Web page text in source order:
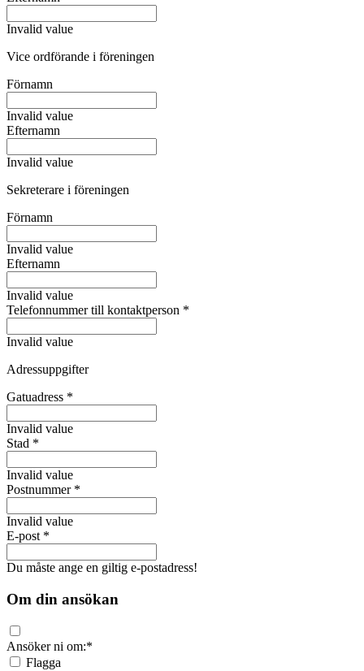
Invalid value
Vice ordförande i föreningen
Förnamn
Invalid value
Efternamn
Invalid value
Sekreterare i föreningen
Förnamn
Invalid value
Efternamn
Invalid value
Telefonnummer till kontaktperson *
Invalid value
Adressuppgifter
Gatuadress *
Invalid value
Stad *
Invalid value
Postnummer *
Invalid value
E-post *
Du måste ange en giltig e-postadress!
Om din ansökan
Ansöker ni om:*
Flagga